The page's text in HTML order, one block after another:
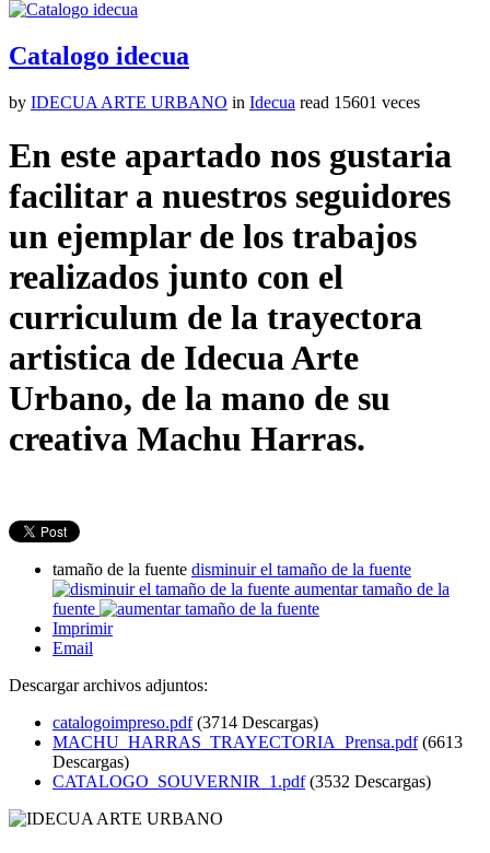
Catalogo idecua
by IDECUA ARTE URBANO in Idecua read 15601 veces
En este apartado nos gustaria
facilitar a nuestros seguidores
un ejemplar de los trabajos
realizados junto con el
curriculum de la trayectora
artistica de Idecua Arte
Urbano, de la mano de su
creativa Machu Harras.
tamaño de la fuente disminuir el tamaño de la fuente
aumentar tamaño de la
fuente
Imprimir
Email
Descargar archivos adjuntos:
catalogoimpreso.pdf (3714 Descargas)
MACHU_HARRAS_TRAYECTORIA_Prensa.pdf (6613
Descargas)
CATALOGO_SOUVERNIR_1.pdf (3532 Descargas)